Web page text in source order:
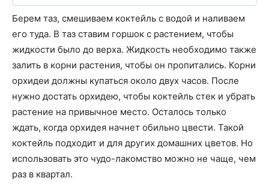
Берем таз, смешиваем коктейль с водой и наливаем
его туда. В таз ставим горшок с растением, чтобы
жидкости было до верха. Жидкость необходимо также
залить в корни растения, чтобы он пропитались. Корни
орхидеи должны купаться около двух часов. После
нужно достать орхидею, чтобы коктейль стек и убрать
растение на привычное место. Осталось только
ждать, когда орхидея начнет обильно цвести. Такой
коктейль подходит и для других домашних цветов. Но
использовать это чудо-лакомство можно не чаще, чем
раз в квартал.